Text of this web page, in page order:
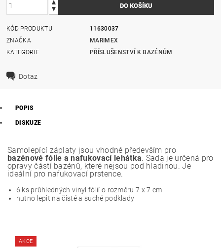
KÓD PRODUKTU
11630037
ZNAČKA
MARIMEX
KATEGORIE
PŘÍSLUŠENSTVÍ K BAZÉNŮM
Dotaz
POPIS
DISKUZE
Samolepící záplaty jsou vhodné především pro
bazénové fólie a nafukovací lehátka. Sada je určená pro
opravy částí bazénů, které nejsou pod hladinou. Je
ideální pro nafukovací prstence.
6 ks průhledných vinyl fólií o rozměru 7 x 7 cm
nutno lepit na čisté a suché podklady
AKCE